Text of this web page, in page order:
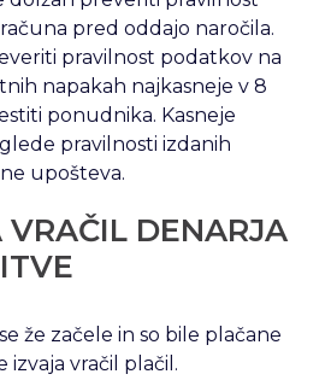
pred oddajo naročila.
pravilnost podatkov na
napakah najkasneje v 8
ponudnika. Kasneje
pravilnosti izdanih
upošteva.
DENARJA
že začele in so bile plačane
vračil plačil.